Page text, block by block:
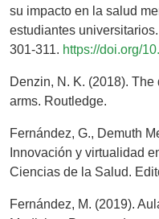
su impacto en la salud
estudiantes
301-311. https://doi.org/
Denzin, N. K. (2018).
arms. Routledge.
Fernández, G., Demuth
Innovación y virtualidad
Ciencias de la Salud.
Fernández, M. (2019).